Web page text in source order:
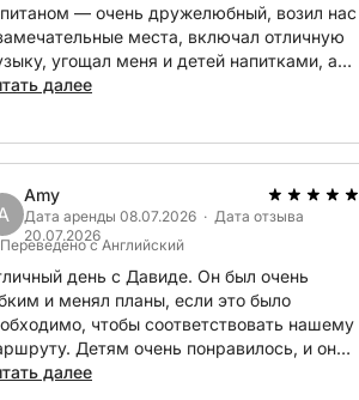
очаровательных приморских
в стоимость), где вы сможете
кухней с прекрасным видом.
душем, холодильником,
Fi и просторными затененными и
полотенцами. Независимо от
комфорт гарантирован.
для пар, семей или небольших групп
побережьем в своем
путешествий.
— очень дружелюбный, возил нас
места, включал отличную
угощал меня и детей напитками, а
останавливался, чтобы искупаться и
далее
Amy
Дата аренды 08.07.2026 · Дата отзыва
20.07.2026
Переведено с Английский
день с Давиде. Он был очень
и менял планы, если это было
чтобы соответствовать нашему
Детям очень понравилось, и он
несколько отличных мест для
далее